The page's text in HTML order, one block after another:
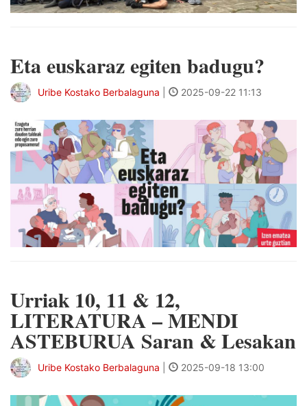
Eta euskaraz egiten badugu?
Uribe Kostako Berbalaguna 2025-09-22 11:13
Urriak 10, 11 & 12,
LITERATURA – MENDI
ASTEBURUA Saran & Lesakan
Uribe Kostako Berbalaguna 2025-09-18 13:00